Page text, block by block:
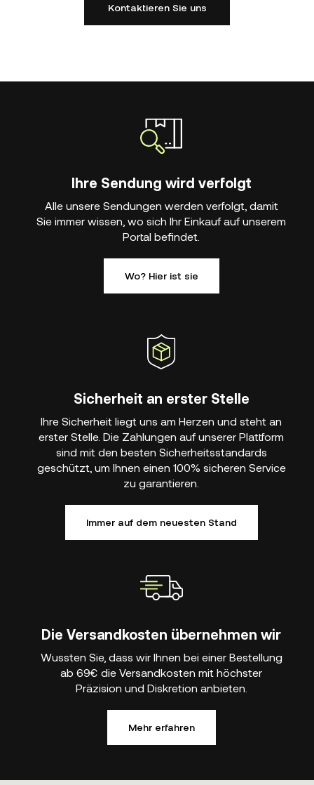
Kontaktieren Sie uns
Ihre Sendung wird verfolgt
Alle unsere Sendungen werden verfolgt, damit
Sie immer wissen, wo sich Ihr Einkauf auf unserem
Portal befindet.
Wo? Hier ist sie
Sicherheit an erster Stelle
Ihre Sicherheit liegt uns am Herzen und steht an
erster Stelle. Die Zahlungen auf unserer Plattform
sind mit den besten Sicherheitsstandards
geschützt, um Ihnen einen 100% sicheren Service
zu garantieren.
Immer auf dem neuesten Stand
Die Versandkosten übernehmen wir
Wussten Sie, dass wir Ihnen bei einer Bestellung
ab 69€ die Versandkosten mit höchster
Präzision und Diskretion anbieten.
Mehr erfahren